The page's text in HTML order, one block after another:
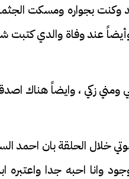
وكنت بجواره ومسكت
عند وفاة والدي كتبت
ومني زكي ، وايضاً هناك
خلال الحلقة بان احمد
وانا احبه جدا واعتبره